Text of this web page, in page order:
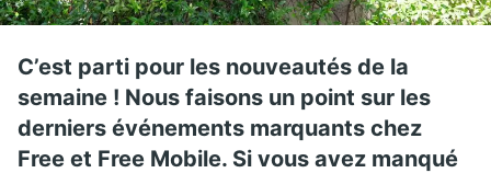
C’est parti pour les nouveautés de la
semaine ! Nous faisons un point sur les
derniers événements marquants chez
Free et Free Mobile. Si vous avez manqué